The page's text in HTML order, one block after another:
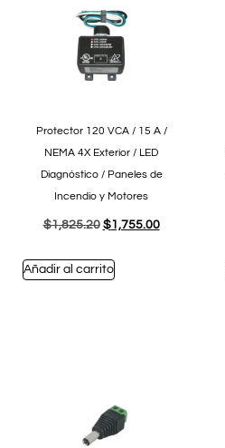
Protector 120 VCA / 15 A /
NEMA 4X Exterior / LED
Diagnóstico / Paneles de
Incendio y Motores
$1,825.20 $1,755.00
Añadir al carrito